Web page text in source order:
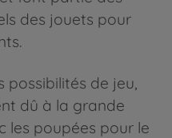
des jouets pour
possibilités de jeu,
dû à la grande
les poupées pour le